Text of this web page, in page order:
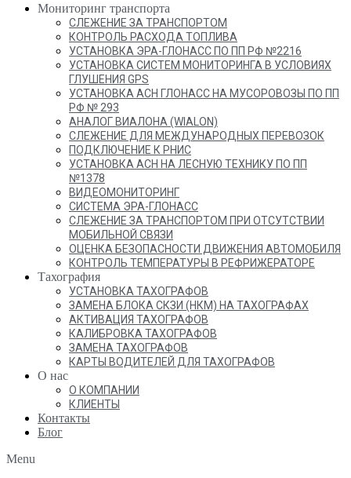
Мониторинг транспорта
СЛЕЖЕНИЕ ЗА ТРАНСПОРТОМ
КОНТРОЛЬ РАСХОДА ТОПЛИВА
УСТАНОВКА ЭРА-ГЛОНАСС ПО ПП РФ №2216
УСТАНОВКА СИСТЕМ МОНИТОРИНГА В УСЛОВИЯХ
ГЛУШЕНИЯ GPS
УСТАНОВКА АСН ГЛОНАСС НА МУСОРОВОЗЫ ПО ПП
РФ № 293
АНАЛОГ ВИАЛОНА (WIALON)
СЛЕЖЕНИЕ ДЛЯ МЕЖДУНАРОДНЫХ ПЕРЕВОЗОК
ПОДКЛЮЧЕНИЕ К РНИС
УСТАНОВКА АСН НА ЛЕСНУЮ ТЕХНИКУ ПО ПП
№1378
ВИДЕОМОНИТОРИНГ
СИСТЕМА ЭРА-ГЛОНАСС
СЛЕЖЕНИЕ ЗА ТРАНСПОРТОМ ПРИ ОТСУТСТВИИ
МОБИЛЬНОЙ СВЯЗИ
ОЦЕНКА БЕЗОПАСНОСТИ ДВИЖЕНИЯ АВТОМОБИЛЯ
КОНТРОЛЬ ТЕМПЕРАТУРЫ В РЕФРИЖЕРАТОРЕ
Тахография
УСТАНОВКА ТАХОГРАФОВ
ЗАМЕНА БЛОКА СКЗИ (НКМ) НА ТАХОГРАФАХ
АКТИВАЦИЯ ТАХОГРАФОВ
КАЛИБРОВКА ТАХОГРАФОВ
ЗАМЕНА ТАХОГРАФОВ
КАРТЫ ВОДИТЕЛЕЙ ДЛЯ ТАХОГРАФОВ
О нас
О КОМПАНИИ
КЛИЕНТЫ
Контакты
Блог
Menu